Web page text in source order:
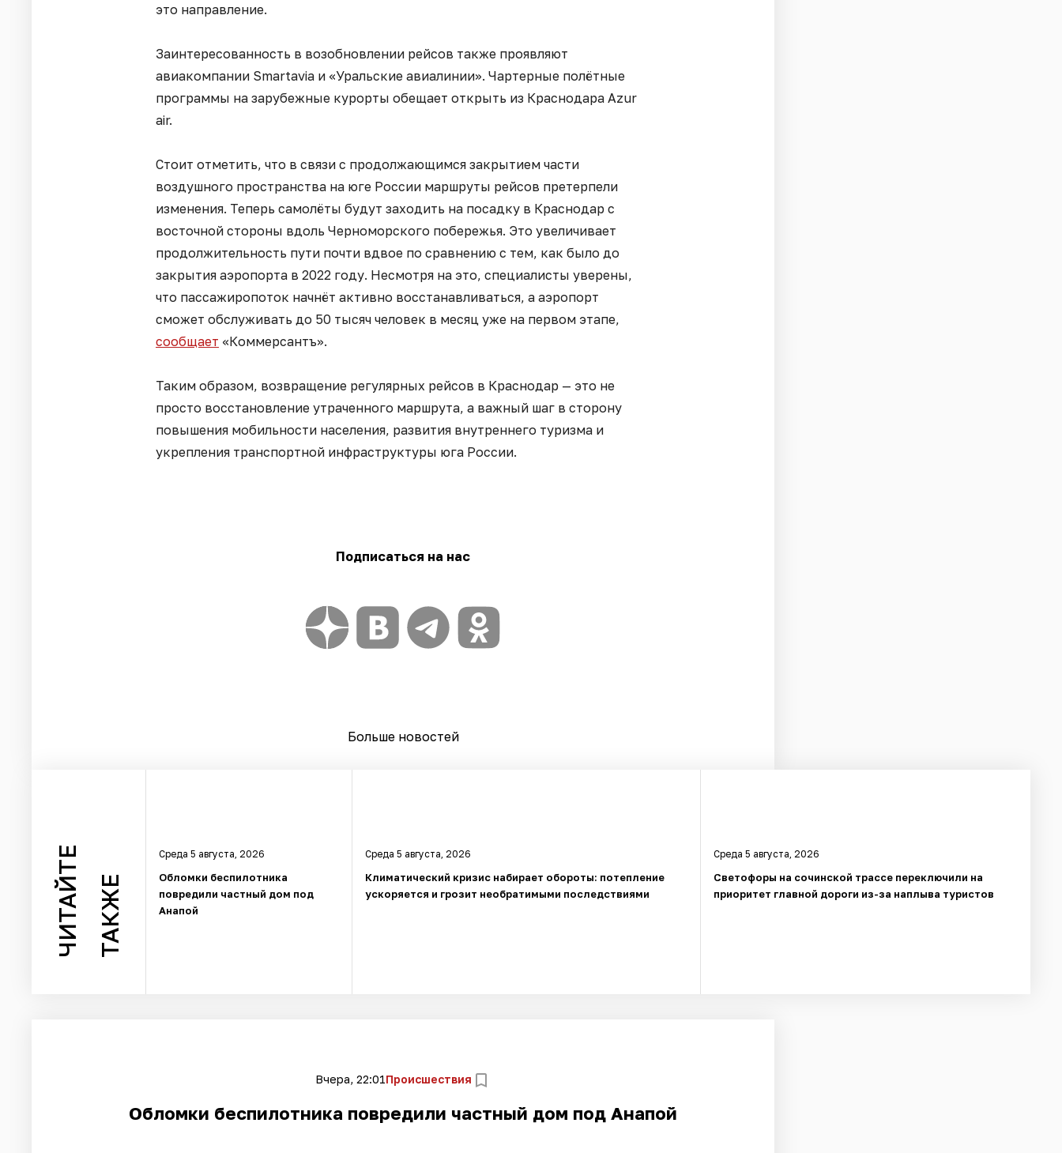
это направление.
Заинтересованность в возобновлении рейсов также проявляют
авиакомпании Smartavia и «Уральские авиалинии». Чартерные полётные
программы на зарубежные курорты обещает открыть из Краснодара Azur
air.
Стоит отметить, что в связи с продолжающимся закрытием части
воздушного пространства на юге России маршруты рейсов претерпели
изменения. Теперь самолёты будут заходить на посадку в Краснодар с
восточной стороны вдоль Черноморского побережья. Это увеличивает
продолжительность пути почти вдвое по сравнению с тем, как было до
закрытия аэропорта в 2022 году. Несмотря на это, специалисты уверены,
что пассажиропоток начнёт активно восстанавливаться, а аэропорт
сможет обслуживать до 50 тысяч человек в месяц уже на первом этапе,
сообщает «Коммерсантъ».
Таким образом, возвращение регулярных рейсов в Краснодар — это не
просто восстановление утраченного маршрута, а важный шаг в сторону
повышения мобильности населения, развития внутреннего туризма и
укрепления транспортной инфраструктуры юга России.
Подписаться на нас
Больше новостей
ЧИТАЙТЕ ТАКЖЕ
Среда 5 августа, 2026
Обломки беспилотника
повредили частный дом под
Анапой
Среда 5 августа, 2026
Климатический кризис набирает обороты: потепление
ускоряется и грозит необратимыми последствиями
Среда 5 августа, 2026
Светофоры на сочинской трассе переключили на
приоритет главной дороги из-за наплыва туристов
Вчера, 22:01Происшествия
Обломки беспилотника повредили частный дом под Анапой